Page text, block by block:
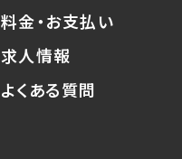
料金・お支払い
求人情報
よくある質問